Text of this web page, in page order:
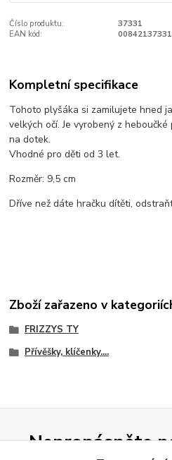
Číslo produktu:
37331
EAN kód:
Kompletní specifikace
Tohoto plyšáka si zamilujete hned
velkých očí. Je vyrobený z
na dotek.
Vhodné pro děti od 3 let.
Rozměr: 9,5 cm
Dříve než dáte hračku dítěti,
Zboží zařazeno v
FRIZZYS TY
Přívěšky, klíčenky....
Nepropásněte